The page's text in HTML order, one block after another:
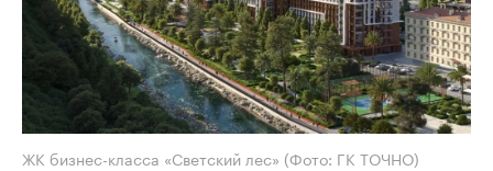
ЖК бизнес-класса «Светский лес» (Фото: ГК ТОЧНО)